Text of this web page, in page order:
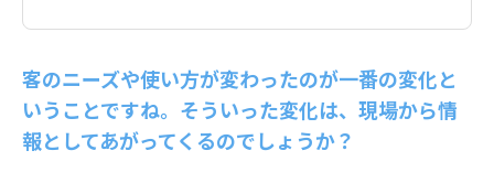
客のニーズや使い方が変わったのが一番の変化と
いうことですね。そういった変化は、現場から情
報としてあがってくるのでしょうか？